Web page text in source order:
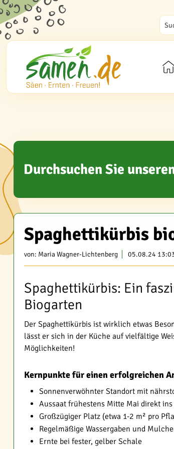
Durchsuchen Sie
Spaghettikürbis
von: Maria Wagner-Lichtenberg 05.08.24
Spaghettikürbis: Ein
Biogarten
Der Spaghettikürbis ist wirklich etwas
lässt er sich in der Küche auf vielfältige
Möglichkeiten!
Kernpunkte für einen erfolgreichen
Sonnenverwöhnter Standort mit
Aussaat frühestens Mitte Mai direkt
Großzügiger Platz (etwa 1-2 m² pro
Regelmäßige Wassergaben und
Ernte bei fester, gelber Schale